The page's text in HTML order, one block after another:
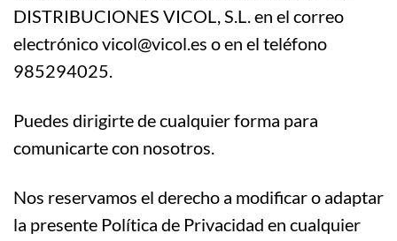
DISTRIBUCIONES VICOL, S.L. en el correo
electrónico vicol@vicol.es o en el teléfono
985294025.
Puedes dirigirte de cualquier forma para
comunicarte con nosotros.
Nos reservamos el derecho a modificar o adaptar
la presente Política de Privacidad en cualquier